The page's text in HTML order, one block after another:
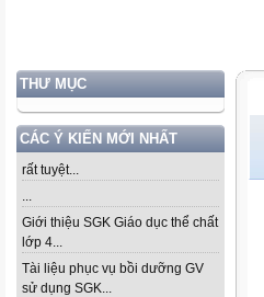
THƯ MỤC
CÁC Ý KIẾN MỚI NHẤT
rất tuyệt...
...
Giới thiệu SGK Giáo dục thể chất
lớp 4...
Tài liệu phục vụ bồi dưỡng GV
sử dụng SGK...